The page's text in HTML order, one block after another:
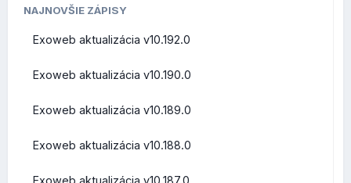
POUŽÍVATEĽOV (FRONT-
END)
Roundcube Webmail
NAJNOVŠIE ZÁPISY
Exoweb aktualizácia v10.192.0
Exoweb aktualizácia v10.190.0
Exoweb aktualizácia v10.189.0
Exoweb aktualizácia v10.188.0